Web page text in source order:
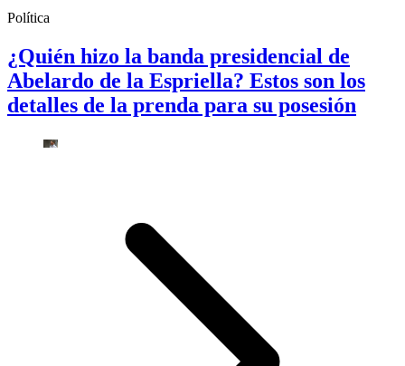
Política
¿Quién hizo la banda presidencial de
Abelardo de la Espriella? Estos son los
detalles de la prenda para su posesión